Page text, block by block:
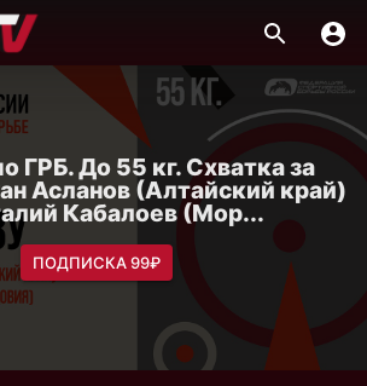
ГРБ. До 55 кг. Схватка за
Асланов (Алтайский край)
Кабалоев (Мор...
ПОДПИСКА 99₽